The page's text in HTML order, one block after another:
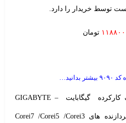
توسط خریدار را دارد.
تومان
کارکرده گیگابایت GIGABYTE –
B250M – HD3 است که پردازنده های Corei7 /Corei5 /Corei3